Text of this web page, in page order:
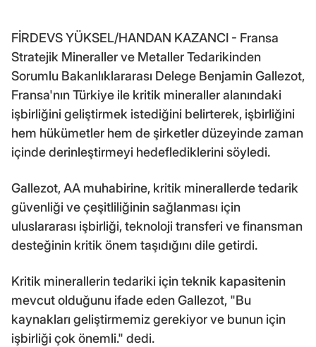
FİRDEVS YÜKSEL/HANDAN KAZANCI - Fransa
Stratejik Mineraller ve Metaller Tedarikinden
Sorumlu Bakanlıklararası Delege Benjamin Gallezot,
Fransa'nın Türkiye ile kritik mineraller alanındaki
işbirliğini geliştirmek istediğini belirterek, işbirliğini
hem hükümetler hem de şirketler düzeyinde zaman
içinde derinleştirmeyi hedeflediklerini söyledi.
Gallezot, AA muhabirine, kritik minerallerde tedarik
güvenliği ve çeşitliliğinin sağlanması için
uluslararası işbirliği, teknoloji transferi ve finansman
desteğinin kritik önem taşıdığını dile getirdi.
Kritik minerallerin tedariki için teknik kapasitenin
mevcut olduğunu ifade eden Gallezot, "Bu
kaynakları geliştirmemiz gerekiyor ve bunun için
işbirliği çok önemli." dedi.